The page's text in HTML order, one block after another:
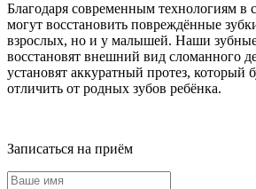
Благодаря современным технологиям в
могут восстановить повреждённые
взрослых, но и у малышей. Наши
восстановят внешний вид сломанного
установят аккуратный протез, который
отличить от родных зубов ребёнка.
Записаться на приём